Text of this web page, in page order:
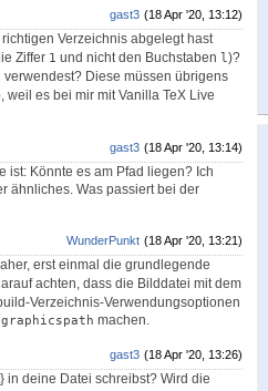
(18 Apr '20, 13:12)
gast3
Verzeichnis abgelegt hast
Ziffer 1 und nicht den Buchstaben l)?
verwendest? Diese müssen übrigens
es bei mir mit Vanilla TeX Live
(18 Apr '20, 13:14)
gast3
ist: Könnte es am Pfad liegen? Ich
ähnliches. Was passiert bei der
(18 Apr '20, 13:21)
WunderPunkt
erst einmal die grundlegende
achten, dass die Bilddatei mit dem
Verzeichnis-Verwendungsoptionen
machen.
(18 Apr '20, 13:26)
gast3
in deine Datei schreibst? Wird die